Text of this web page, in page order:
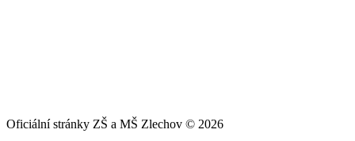
Oficiální stránky ZŠ a MŠ Zlechov © 2026